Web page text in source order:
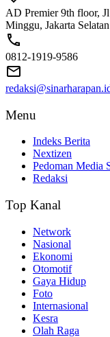
AD Premier 9th floor,
Minggu, Jakarta
0812-1919-9586
Menu
Indeks Berita
Nextizen
Pedoman Media
Redaksi
Top Kanal
Network
Nasional
Ekonomi
Otomotif
Gaya Hidup
Foto
Internasional
Kesra
Olah Raga